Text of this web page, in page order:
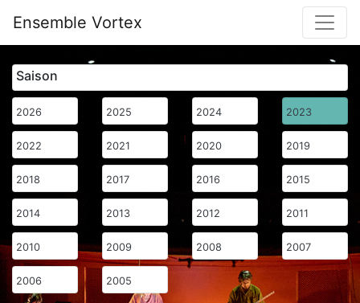
Ensemble Vortex
Saison
2026 2025 2024 2023
2022 2021 2020 2019
2018 2017 2016 2015
2014 2013 2012 2011
2010 2009 2008 2007
2006 2005